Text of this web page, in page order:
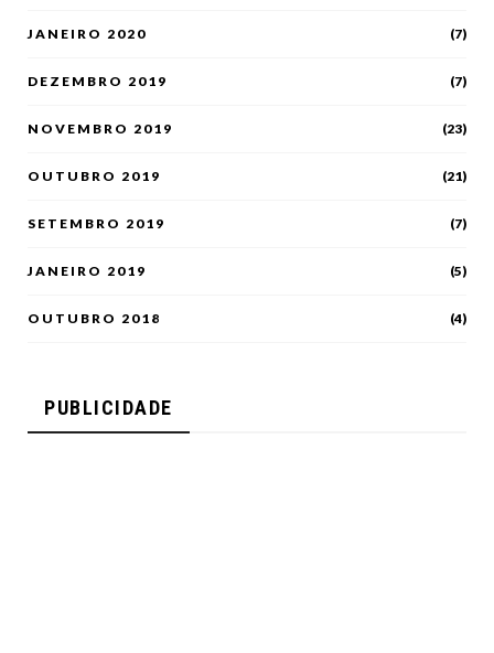
JANEIRO 2020 (7)
DEZEMBRO 2019 (7)
NOVEMBRO 2019 (23)
OUTUBRO 2019 (21)
SETEMBRO 2019 (7)
JANEIRO 2019 (5)
OUTUBRO 2018 (4)
PUBLICIDADE